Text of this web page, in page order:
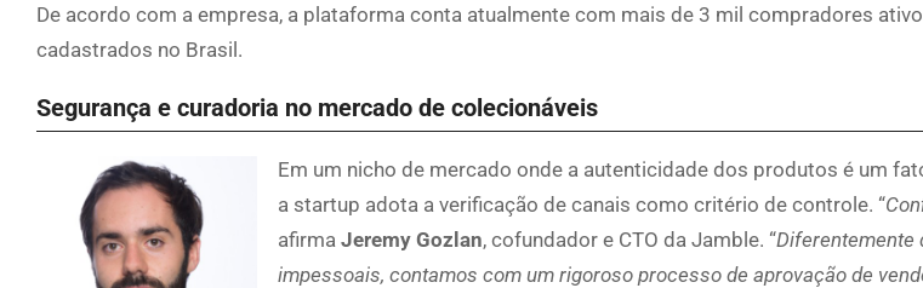
De acordo com a empresa, a plataforma conta atualmente com mais de 3 mil compradores
cadastrados no Brasil.
Segurança e curadoria no mercado de colecionáveis
Em um nicho de mercado onde a autenticidade dos produtos é um
a startup adota a verificação de canais como critério de controle. “
afirma Jeremy Gozlan, cofundador e CTO da Jamble. “Diferentemente
impessoais, contamos com um rigoroso processo de aprovação de